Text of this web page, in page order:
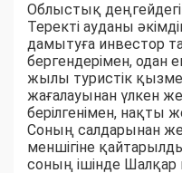
Облыстық деңгейдегі
Теректі ауданы
дамытуға инвестор
бергендерімен,
жылы туристік
жағалауынан үлкен
берілгенімен, нақты
Соның салдарынан
меншігіне
соның ішінде Шалқар